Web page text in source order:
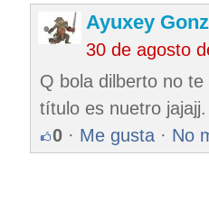
Ayuxey
30 de agosto
Q bola dilberto no
título es nuetro
0 · Me gusta · No